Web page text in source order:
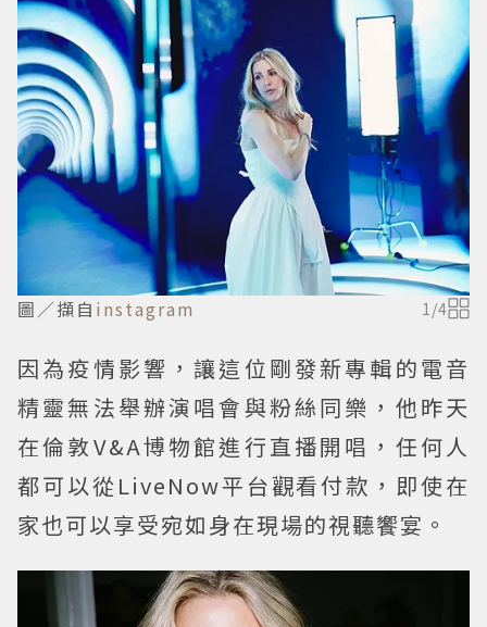
圖／擷自 instagram 1 /4
因為疫情影響，讓這位剛發新專輯的電音
精靈無法舉辦演唱會與粉絲同樂，他昨天
在倫敦V&A博物館進行直播開唱，任何人
都可以從LiveNow平台觀看付款，即使在
家也可以享受宛如身在現場的視聽饗宴。